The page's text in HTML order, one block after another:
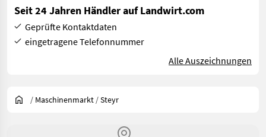
Seit 24 Jahren Händler auf Landwirt.com
Geprüfte Kontaktdaten
eingetragene Telefonnummer
Alle Auszeichnungen
/ Maschinenmarkt /Steyr